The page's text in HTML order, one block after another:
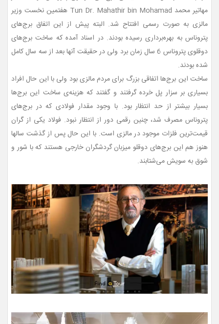
مهاتیر محمد Tun Dr. Mahathir bin Mohamad هفتمین نخست وزیر
مالزی به صورت رسمی افتتاح شد. البته پیش از این اتفاق برج‌های
پتروناس به بهره‌برداری رسیده بودند. در اسناد آمده که ساخت برج‌های
دوقلوی پتروناس 6 سال زمان برد ولی در حقیقت آنها بعد از سه سال کامل
شده بودند.
ساخت این برج‌ها اتفاقی بزرگ برای مردم مالزی بود ولی با این حال افراد
بسیاری بر سزار پل خرده گرفتند و گفتند که هزینه‌ی ساخت این برج‌ها
بسیار بیشتر از حد انتظار بود. با وجود مقدار فولادی که در برج‌های
پتروناس مصرف شد، چنین رقمی دور از انتظار نبود. فولاد یکی از گران‌
قیمت‌ترین فلزات موجود در مالزی است. با این حال پس از گذشت سالها
هنوز هم این برج‌های دوقلو میزبان گردشگران خارجی هستند که با شور و
شوق به سویش می‌شتابند.